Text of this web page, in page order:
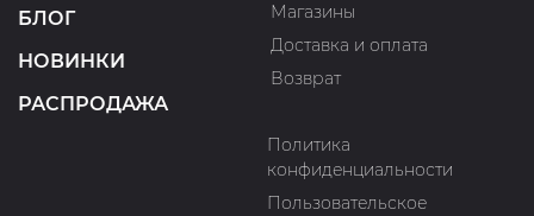
БЛОГ
НОВИНКИ
РАСПРОДАЖА
Магазины
Доставка и оплата
Возврат
Политика
конфиденциальности
Пользовательское